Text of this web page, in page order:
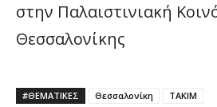
στην Παλαιστινιακή
Θεσσαλονίκης
#ΘΕΜΑΤΙΚΈΣ Θεσσαλονίκη ΤΑΚΙΜ